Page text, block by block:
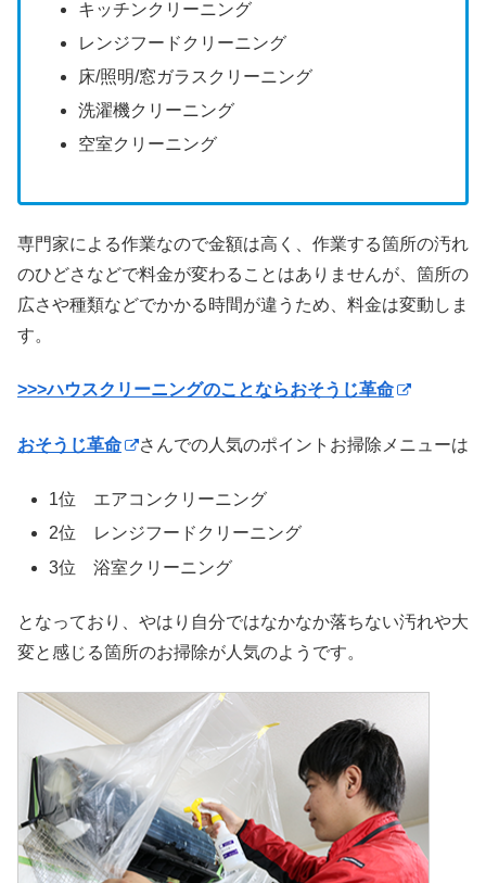
キッチンクリーニング
レンジフードクリーニング
床/照明/窓ガラスクリーニング
洗濯機クリーニング
空室クリーニング
専門家による作業なので金額は高く、作業する箇所の汚れ
のひどさなどで料金が変わることはありませんが、箇所の
広さや種類などでかかる時間が違うため、料金は変動しま
す。
>>>ハウスクリーニングのことならおそうじ革命
おそうじ革命 さんでの人気のポイントお掃除メニューは
1位 エアコンクリーニング
2位 レンジフードクリーニング
3位 浴室クリーニング
となっており、やはり自分ではなかなか落ちない汚れや大
変と感じる箇所のお掃除が人気のようです。